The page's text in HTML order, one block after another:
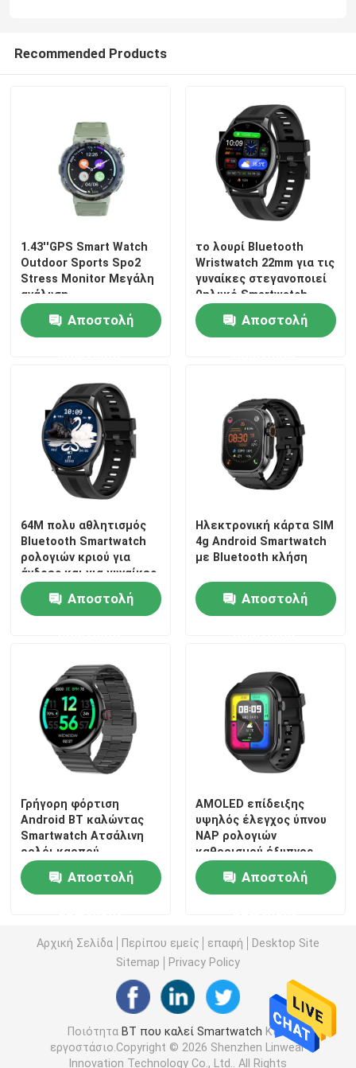
Αδιάβροχο θηλυκό Smartwatch
Έξυπνο ρολόι 4G
Recommended Products
1.43''GPS Smart Watch
Outdoor Sports Spo2
Stress Monitor Μεγάλη
ανάλυση
Αποστολή
το λουρί Bluetooth
Wristwatch 22mm για τις
γυναίκες στεγανοποιεί
θηλυκό Smartwatch
Αποστολή
64M πολυ αθλητισμός
Bluetooth Smartwatch
ρολογιών κριού για
άνδρες και για γυναίκες
έξυπνος για τους
άνδρες γυναικών
Αποστολή
Ηλεκτρονική κάρτα SIM
4g Android Smartwatch
με Bluetooth κλήση
Αποστολή
Γρήγορη φόρτιση
Android BT καλώντας
Smartwatch Ατσάλινη
ρολόι καρπού
Αποστολή
AMOLED επίδειξης
υψηλός έλεγχος ύπνου
NAP ρολογιών
καθορισμού έξυπνος
Αποστολή
Αρχική Σελίδα Περίπου εμείς επαφή
Desktop Site
Sitemap
Privacy Policy
Ποιότητα BT που καλεί Smartwatch Κίνα
εργοστάσιο.Copyright © 2026 Shenzhen Linwear
Innovation Technology Co., Ltd.. All Rights